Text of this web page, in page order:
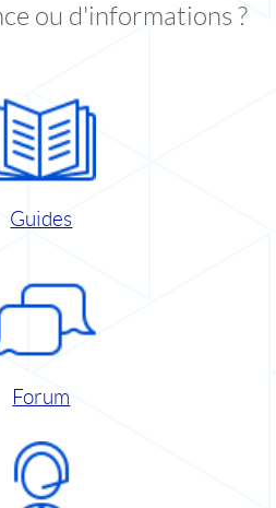
ou d'informations ?
Guides
Forum